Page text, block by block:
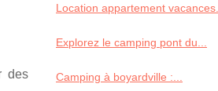
des
Location appartement vacances...
Explorez le camping pont du...
Camping à boyardville :...